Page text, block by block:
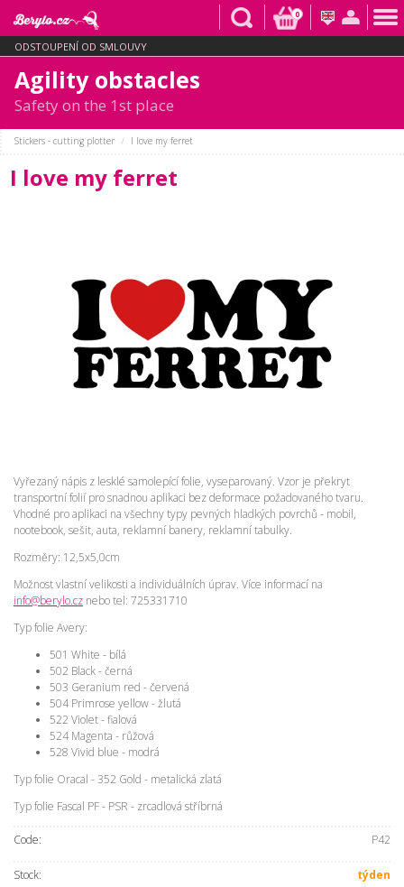
0
ODSTOUPENÍ OD SMLOUVY
Agility obstacles
Safety on the 1st place
Stickers - cutting plotter I love my ferret
I love my ferret
Vyřezaný nápis z lesklé samolepící folie, vyseparovaný. Vzor je překryt
transportní folií pro snadnou aplikaci bez deformace požadovaného tvaru.
Vhodné pro aplikaci na všechny typy pevných hladkých povrchů - mobil,
nootebook, sešit, auta, reklamní banery, reklamní tabulky.
Rozměry: 12,5x5,0cm
Možnost vlastní velikosti a individuálních úprav. Více informací na
info@berylo.cz nebo tel: 725331710
Typ folie Avery:
501 White - bílá
502 Black - černá
503 Geranium red - červená
504 Primrose yellow - žlutá
522 Violet - fialová
524 Magenta - růžová
528 Vivid blue - modrá
Typ folie Oracal - 352 Gold - metalická zlatá
Typ folie Fascal PF - PSR - zrcadlová stříbrná
Code: P42
Stock: týden